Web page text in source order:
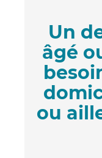
Un
âgé
ou